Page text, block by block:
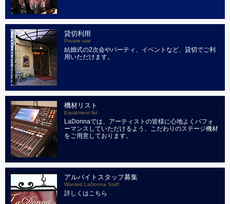
貸切利用
Private use
結婚式の2次会やパーティ、イベントなど、貸切でご利
用いただけます。
機材リスト
Equipment list
LaDonnaでは、アーティストの皆様に心地よくパフォ
ーマンスしていただけるよう、こだわりのステージ機材
をご用意しております。
アルバイトスタッフ募集
Wanted LaDonna Staff
詳しくはこちら